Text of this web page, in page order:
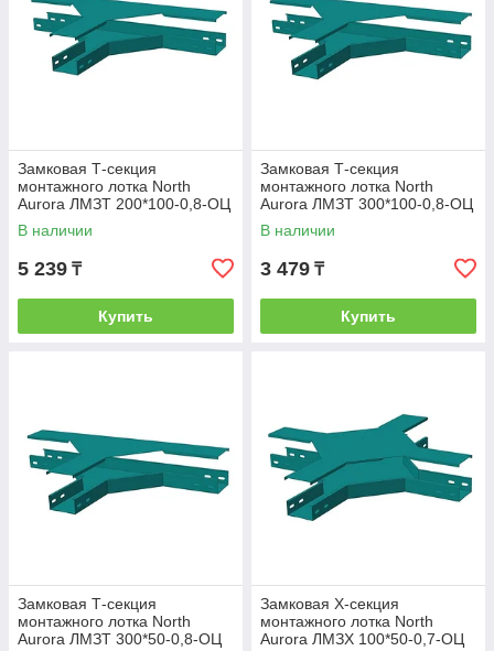
Замковая Т-секция
монтажного лотка North
Aurora ЛМЗТ 200*100-0,8-ОЦ
В наличии
5 239 ₸
Купить
Замковая Т-секция
монтажного лотка North
Aurora ЛМЗТ 300*100-0,8-ОЦ
В наличии
3 479 ₸
Купить
Замковая Т-секция
монтажного лотка North
Aurora ЛМЗТ 300*50-0,8-ОЦ
Замковая Х-секция
монтажного лотка North
Aurora ЛМЗХ 100*50-0,7-ОЦ